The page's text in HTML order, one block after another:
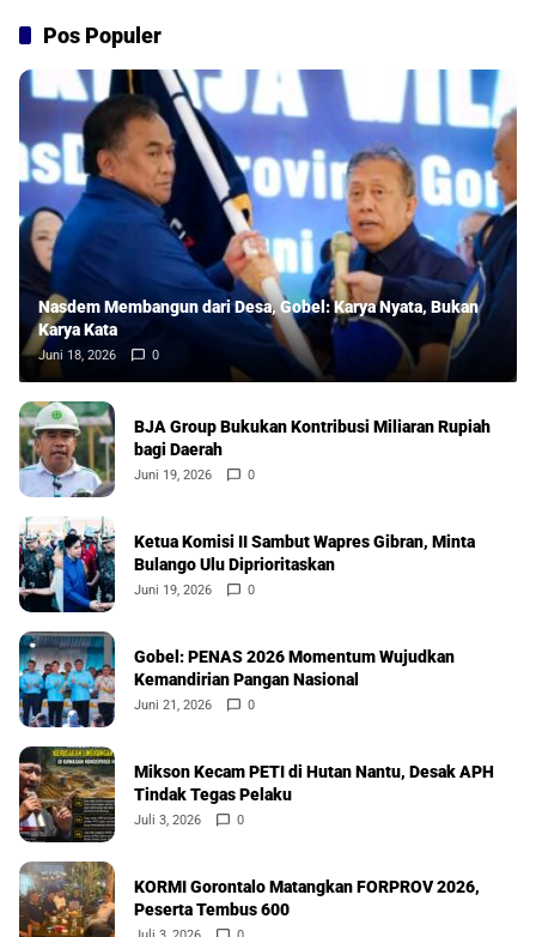
Pos Populer
Nasdem Membangun dari Desa, Gobel: Karya Nyata, Bukan
Karya Kata
Juni 18, 2026 0
BJA Group Bukukan Kontribusi Miliaran Rupiah
bagi Daerah
Juni 19, 2026 0
Ketua Komisi II Sambut Wapres Gibran, Minta
Bulango Ulu Diprioritaskan
Juni 19, 2026 0
Gobel: PENAS 2026 Momentum Wujudkan
Kemandirian Pangan Nasional
Juni 21, 2026 0
Mikson Kecam PETI di Hutan Nantu, Desak APH
Tindak Tegas Pelaku
Juli 3, 2026 0
KORMI Gorontalo Matangkan FORPROV 2026,
Peserta Tembus 600